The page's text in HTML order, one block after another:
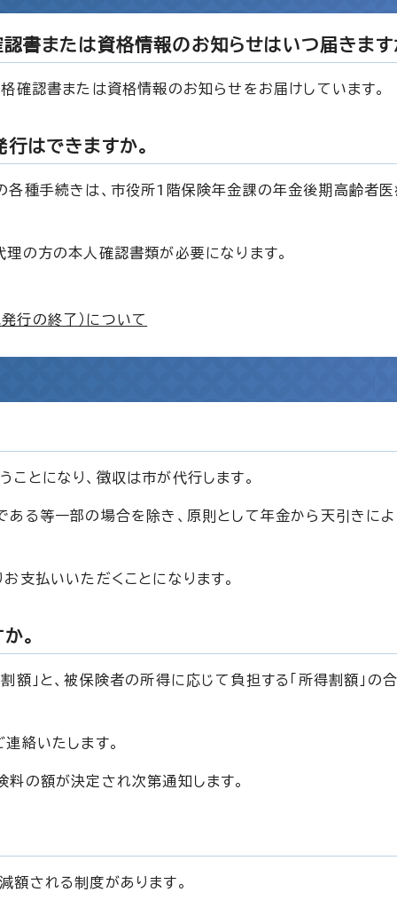
書または資格情報のお知らせはいつ届きます
認書または資格情報のお知らせをお届けしています。
はできますか。
各種手続きは、市役所1階保険年金課の年金後期高齢者
の方の本人確認書類が必要になります。
行の終了）について
とになり、徴収は市が代行します。
る等一部の場合を除き、原則として年金から天引きに
支払いいただくことになります。
。
額」と、被保険者の所得に応じて負担する「所得割額」の
絡いたします。
の額が決定され次第通知します。
される制度があります。